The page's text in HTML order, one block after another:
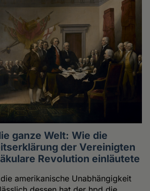
ganze Welt: Wie die
der Vereinigten
Revolution einläutete
amerikanische Unabhängigkeit